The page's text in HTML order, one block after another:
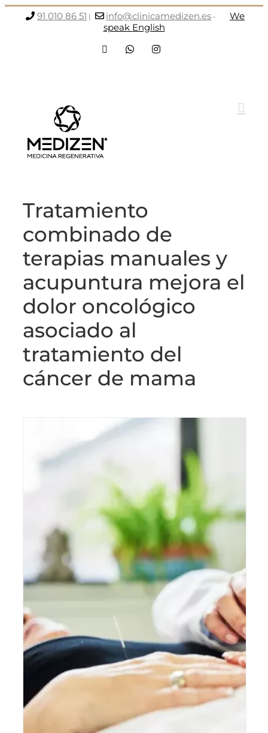
91 010 86 51 | info@clinicamedizen.es -
We
speak English
FacebookWhatsAppInstagram
Tratamiento
combinado de
terapias manuales y
acupuntura mejora el
dolor oncológico
asociado al
tratamiento del
cáncer de mama